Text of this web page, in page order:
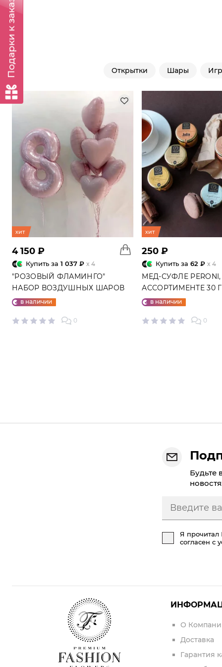
Открытки Шары
хит
4 150 ₽
Купить за 1 037 ₽ x 4
"РОЗОВЫЙ ФЛАМИНГО"
НАБОР ВОЗДУШНЫХ ШАРОВ
№25в наличии
0
хит
250 ₽
Купить за 62 ₽ x 4
МЕД-СУФЛЕ
АССОРТИМЕНТЕ 30
в наличии
0
Будьте
Я прочитал
согласен с
О
Доставка
Гарантия
Подарки к заказу